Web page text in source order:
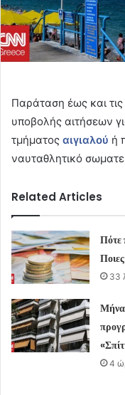
Παράταση έως και
υποβολής αιτήσεων
τμήματος αιγιαλού ή
ναυταθλητικό
Related Articles
Πότε
33
4